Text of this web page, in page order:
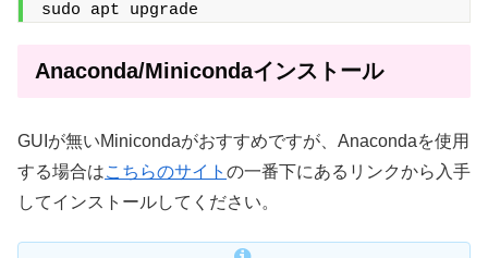
sudo apt upgrade
Anaconda/Minicondaインストール
GUIが無いMinicondaがおすすめですが、Anacondaを使用
する場合はこちらのサイト の一番下にあるリンクから入手
してインストールしてください。